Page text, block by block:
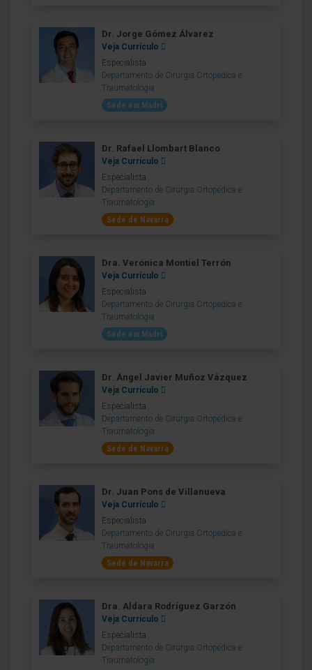
Dr. Jorge Gómez Álvarez
Veja Currículo
Especialista
Departamento de Cirurgia Ortopédica e
Traumatologia
Sede em Madri
Dr. Rafael Llombart Blanco
Veja Currículo
Especialista
Departamento de Cirurgia Ortopédica e
Traumatologia
Sede de Navarra
Dra. Verónica Montiel Terrón
Veja Currículo
Especialista
Departamento de Cirurgia Ortopédica e
Traumatologia
Sede em Madri
Dr. Ángel Javier Muñoz Vázquez
Veja Currículo
Especialista
Departamento de Cirurgia Ortopédica e
Traumatologia
Sede de Navarra
Dr. Juan Pons de Villanueva
Veja Currículo
Especialista
Departamento de Cirurgia Ortopédica e
Traumatologia
Sede de Navarra
Dra. Aldara Rodríguez Garzón
Veja Currículo
Especialista
Departamento de Cirurgia Ortopédica e
Traumatologia